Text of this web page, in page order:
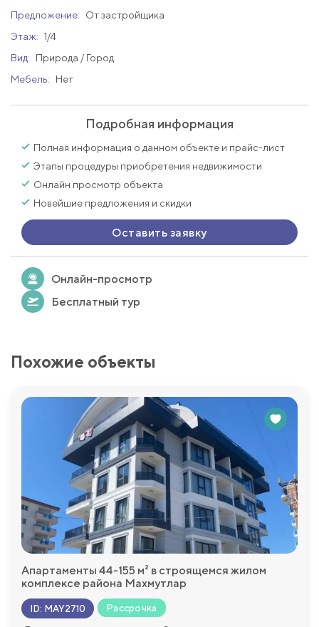
Предложение:
От застройщика
Этаж: 1/4
Вид:
Природа / Город
Мебель:
Нет
Подробная информация
Полная информация о данном объекте и прайс-лист
Этапы процедуры приобретения недвижимости
Онлайн просмотр объекта
Новейшие предложения и скидки
Оставить заявку
Онлайн-просмотр
Бесплатный тур
Похожие объекты
Апартаменты 44-155 м² в строящемся жилом
комплексе района Махмутлар
ID: MAY2710 Рассрочка